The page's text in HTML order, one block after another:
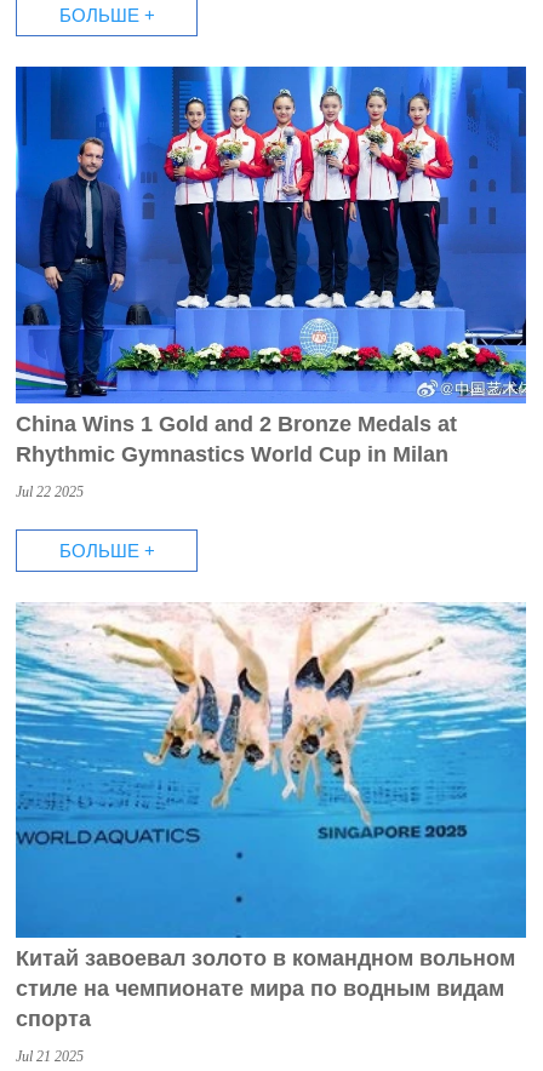
БОЛЬШЕ +
China Wins 1 Gold and 2 Bronze Medals at
Rhythmic Gymnastics World Cup in Milan
Jul 22 2025
БОЛЬШЕ +
Китай завоевал золото в командном вольном
стиле на чемпионате мира по водным видам
спорта
Jul 21 2025